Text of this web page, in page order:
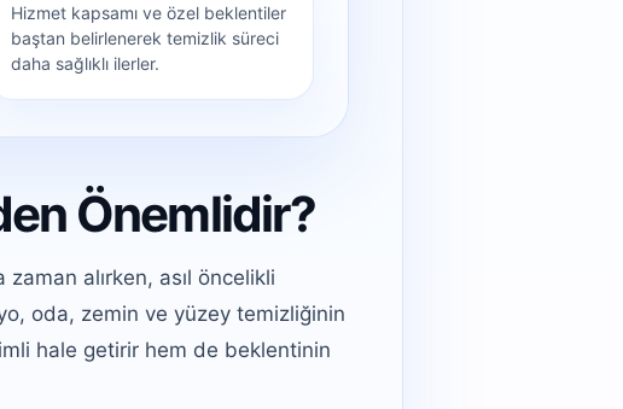
Hizmet kapsamı ve özel beklentiler
baştan belirlenerek temizlik süreci
daha sağlıklı ilerler.
Önemlidir?
alırken, asıl öncelikli
oda, zemin ve yüzey temizliğinin
hale getirir hem de beklentinin